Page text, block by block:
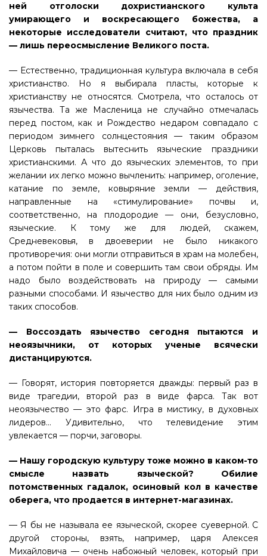
ней отголоски дохристианского культа
умирающего и воскресающего божества, а
некоторые исследователи считают, что праздник
— лишь переосмысление Великого поста.
— Естественно, традиционная культура включала в себя
христианство. Но я выбирала пласты, которые к
христианству не относятся. Смотрела, что осталось от
язычества. Та же Масленица не случайно отмечалась
перед постом, как и Рождество недаром совпадало с
периодом зимнего солнцестояния — таким образом
Церковь пыталась вытеснить языческие праздники
христианскими. А что до языческих элементов, то при
желании их легко можно вычленить: например, оголение,
катание по земле, ковыряние земли — действия,
направленные на «стимулирование» почвы и,
соответственно, на плодородие — они, безусловно,
языческие. К тому же для людей, скажем,
Средневековья, в двоеверии не было никакого
противоречия: они могли отправиться в храм на молебен,
а потом пойти в поле и совершить там свои обряды. Им
надо было воздействовать на природу — самыми
разными способами. И язычество для них было одним из
таких способов.
— Воссоздать язычество сегодня пытаются и
неоязычники, от которых ученые всячески
дистанцируются.
— Говорят, история повторяется дважды: первый раз в
виде трагедии, второй раз в виде фарса. Так вот
неоязычество — это фарс. Игра в мистику, в духовных
лидеров... Удивительно, что телевидение этим
увлекается — порчи, заговоры.
— Нашу городскую культуру тоже можно в каком-то
смысле назвать языческой? Обилие
потомственных гадалок, осиновый кол в качестве
оберега, что продается в интернет-магазинах.
— Я бы не называла ее языческой, скорее суеверной. С
другой стороны, взять, например, царя Алексея
Михайловича — очень набожный человек, который при